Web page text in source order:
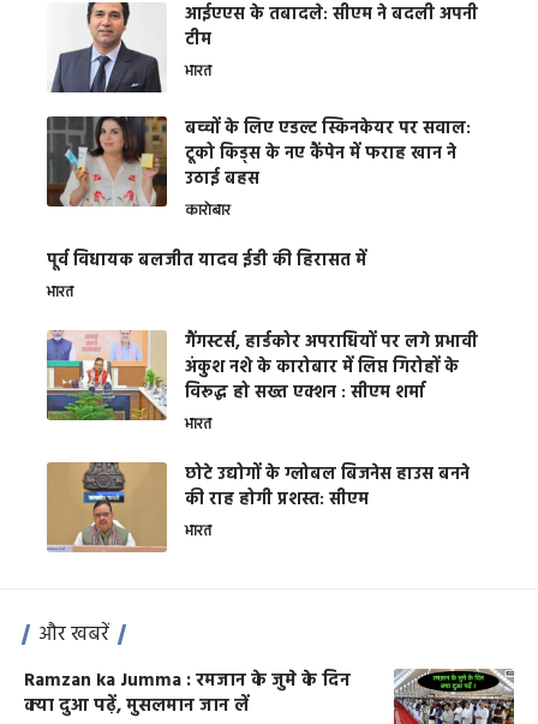
आईएएस के तबादले: सीएम ने बदली अपनी
टीम
भारत
बच्चों के लिए एडल्ट स्किनकेयर पर सवाल:
टूको किड्स के नए कैंपेन में फराह खान ने
उठाई बहस
कारोबार
पूर्व विधायक बलजीत यादव ईडी की हिरासत में
भारत
गैंगस्टर्स, हार्डकोर अपराधियों पर लगे प्रभावी
अंकुश नशे के कारोबार में लिप्त गिरोहों के
विरूद्ध हो सख्त एक्शन : सीएम शर्मा
भारत
छोटे उद्योगों के ग्लोबल बिजनेस हाउस बनने
की राह होगी प्रशस्त: सीएम
भारत
और खबरें
Ramzan ka Jumma : रमजान के जुमे के दिन
क्या दुआ पढ़ें, मुसलमान जान लें